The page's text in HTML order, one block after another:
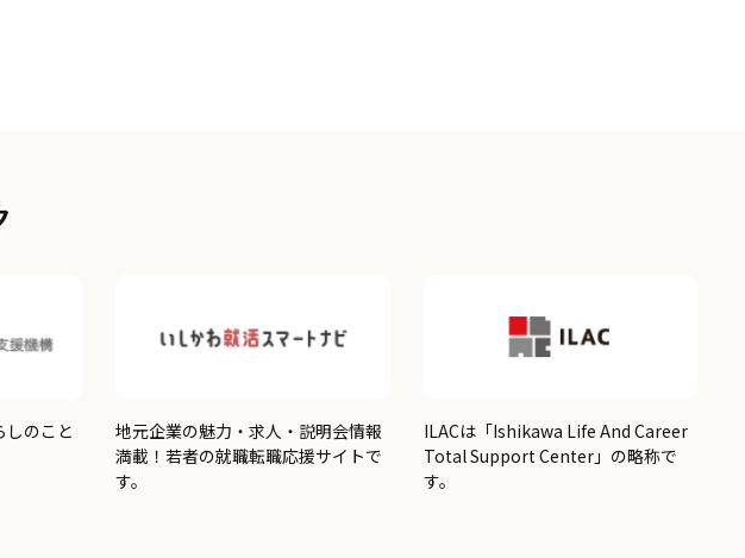
しのこと
地元企業の魅力・求人・説明会情報
満載！若者の就職転職応援サイトで
す。
ILACは「Ishikawa Life And Career
Total Support Center」の略称で
す。